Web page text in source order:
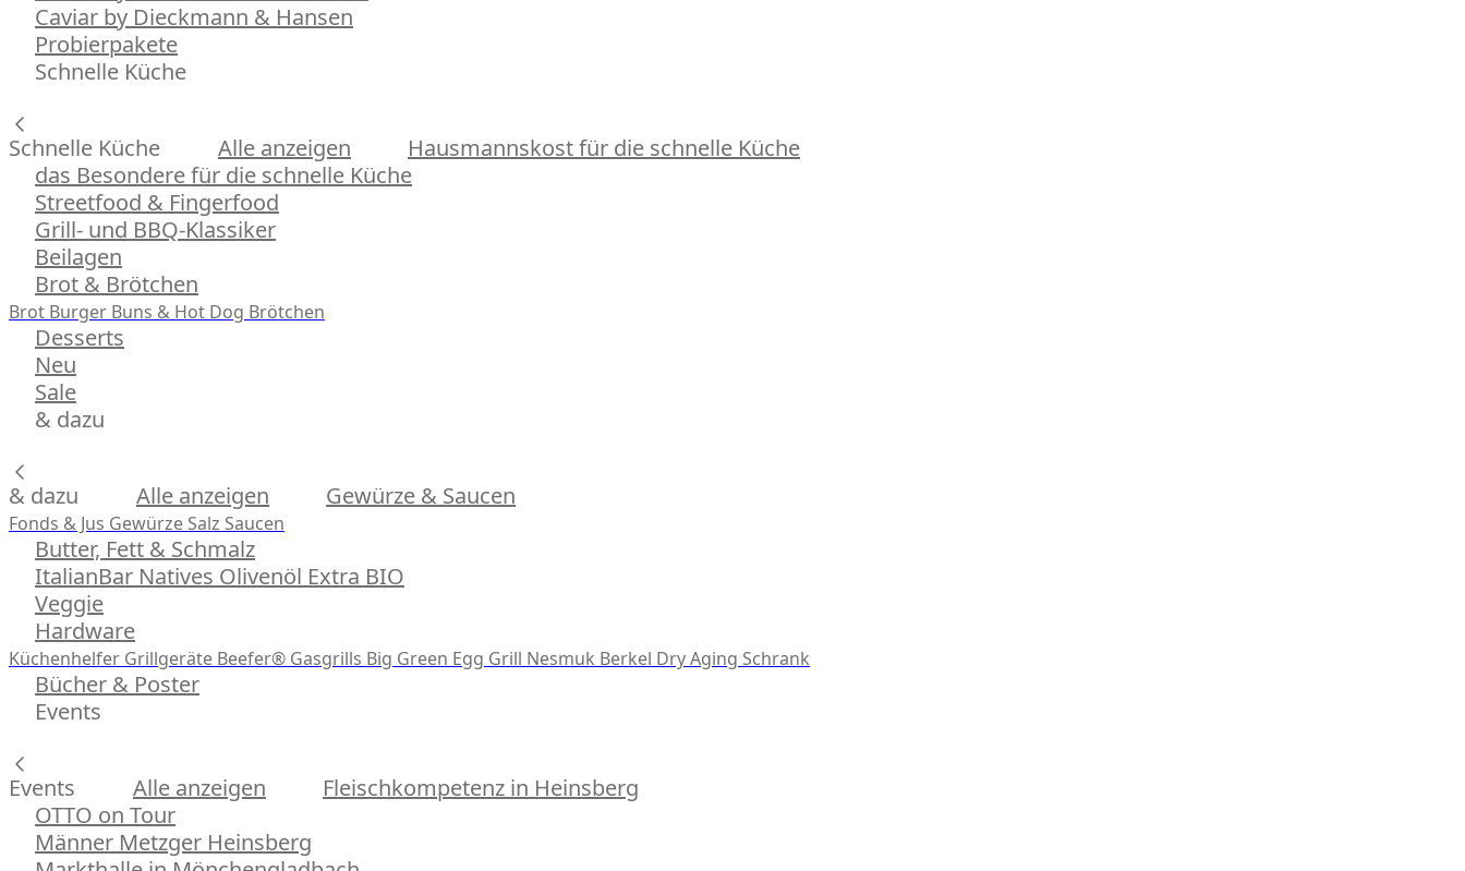
Caviar by Dieckmann & Hansen
Probierpakete
Schnelle Küche
Schnelle Küche Alle anzeigen
Hausmannskost für die schnelle Küche
das Besondere für die schnelle Küche
Streetfood & Fingerfood
Grill- und BBQ-Klassiker
Beilagen
Brot & Brötchen
Brot Burger Buns & Hot Dog Brötchen
Desserts
Neu
Sale
& dazu
& dazu Alle anzeigen Gewürze & Saucen
Fonds & Jus Gewürze Salz Saucen
Butter, Fett & Schmalz
ItalianBar Natives Olivenöl Extra BIO
Veggie
Hardware
Küchenhelfer Grillgeräte Beefer® Gasgrills Big Green Egg Grill Nesmuk Berkel Dry Aging Schrank
Bücher & Poster
Events
Events Alle anzeigen
Fleischkompetenz in Heinsberg
OTTO on Tour
Männer Metzger Heinsberg